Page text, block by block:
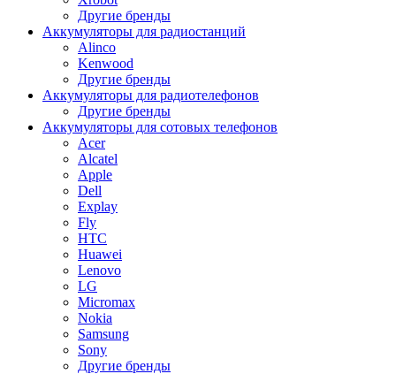
Другие бренды
Аккумуляторы для радиостанций
Alinco
Kenwood
Другие бренды
Аккумуляторы для радиотелефонов
Другие бренды
Аккумуляторы для сотовых телефонов
Acer
Alcatel
Apple
Dell
Explay
Fly
HTC
Huawei
Lenovo
LG
Micromax
Nokia
Samsung
Sony
Другие бренды